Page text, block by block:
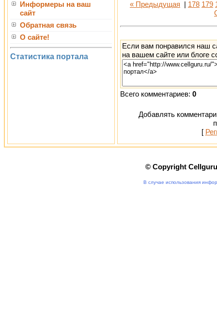
Информеры на ваш
сайт
Обратная связь
О сайте!
Статистика портала
« Предыдущая 178 179
Если вам понравился наш
на вашем сайте или блоге
Всего комментариев: 0
Добавлять
[
© Copyright
В случае использования